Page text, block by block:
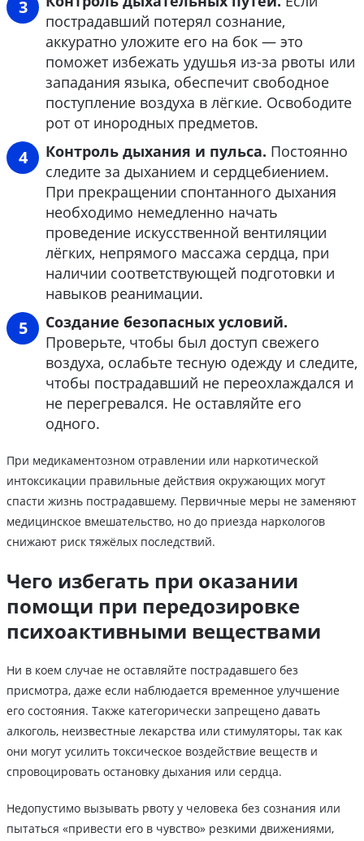
пострадавший потерял сознание,
аккуратно уложите его на бок — это
поможет избежать удушья из-за рвоты или
западания языка, обеспечит свободное
поступление воздуха в лёгкие. Освободите
рот от инородных предметов.
Контроль дыхания и пульса. Постоянно
следите за дыханием и сердцебиением.
При прекращении спонтанного дыхания
необходимо немедленно начать
проведение искусственной вентиляции
лёгких, непрямого массажа сердца, при
наличии соответствующей подготовки и
навыков реанимации.
Создание безопасных условий.
Проверьте, чтобы был доступ свежего
воздуха, ослабьте тесную одежду и следите,
чтобы пострадавший не переохлаждался и
не перегревался. Не оставляйте его
одного.
При медикаментозном отравлении или наркотической
интоксикации правильные действия окружающих могут
спасти жизнь пострадавшему. Первичные меры не заменяют
медицинское вмешательство, но до приезда наркологов
снижают риск тяжёлых последствий.
Чего избегать при оказании
помощи при передозировке
психоактивными веществами
Ни в коем случае не оставляйте пострадавшего без
присмотра, даже если наблюдается временное улучшение
его состояния. Также категорически запрещено давать
алкоголь, неизвестные лекарства или стимуляторы, так как
они могут усилить токсическое воздействие веществ и
спровоцировать остановку дыхания или сердца.
Недопустимо вызывать рвоту у человека без сознания или
пытаться «привести его в чувство» резкими движениями,